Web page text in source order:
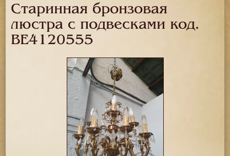
Старинная бронзовая
люстра с подвесками код.
BE4120555